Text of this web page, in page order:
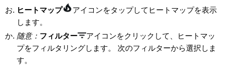
ヒートマップ
アイコンをタップしてヒートマップを表示
します。
随意： フィルター
アイコンをクリックして、ヒートマッ
プをフィルタリングします。 次のフィルターから選択しま
す。